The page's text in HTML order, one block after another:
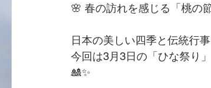
🌸 春の訪れを感じる「桃の
日本の美しい四季と伝統行
今回は3月3日の「ひな祭り
🎎✨